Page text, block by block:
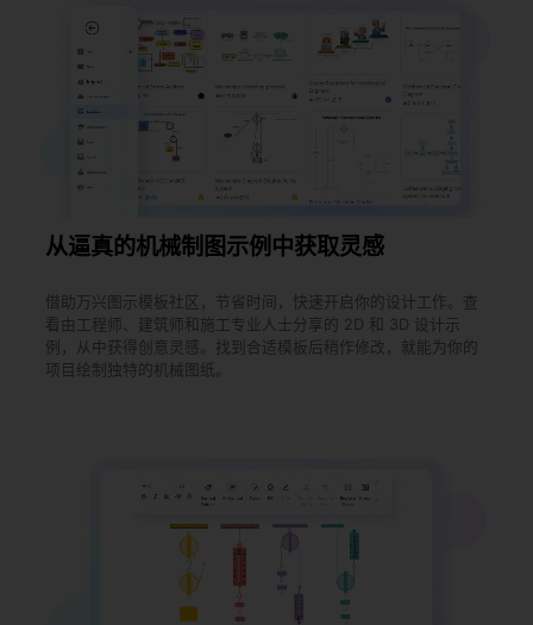
从逼真的机械制图示例中获取灵感
借助万兴图示模板社区，节省时间，快速开启你的设计工作。查
看由工程师、建筑师和施工专业人士分享的 2D 和 3D 设计示
例，从中获得创意灵感。找到合适模板后稍作修改，就能为你的
项目绘制独特的机械图纸。